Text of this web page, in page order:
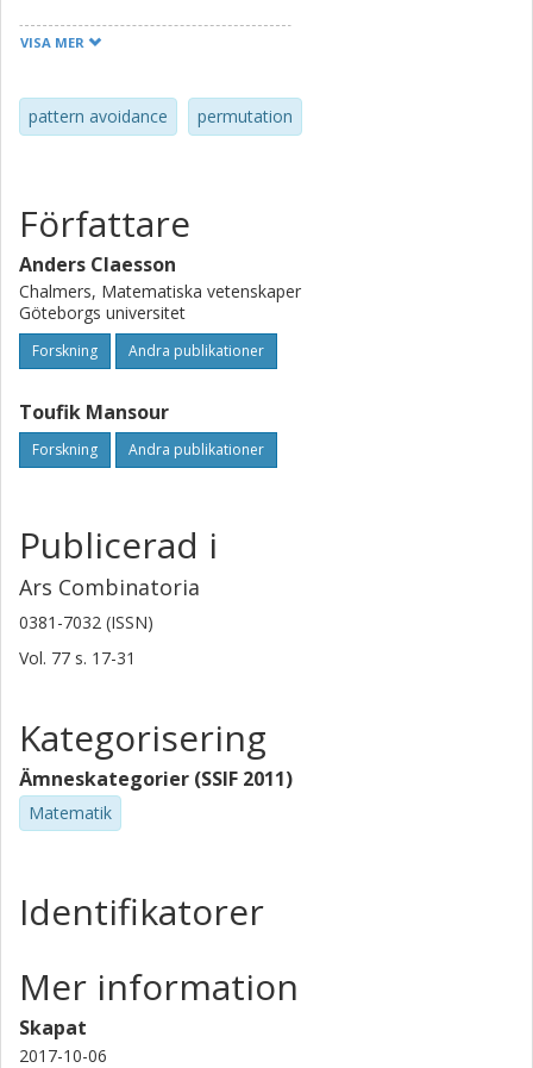
patterns of type (1, 2) or (2, 1). We also conjecture the
VISA MER
pattern avoidance permutation
Författare
Anders Claesson
Chalmers, Matematiska vetenskaper
Göteborgs universitet
Forskning Andra publikationer
Toufik Mansour
Forskning Andra publikationer
Publicerad i
Ars Combinatoria
0381-7032 (ISSN)
Vol. 77 s. 17-31
Kategorisering
Ämneskategorier (SSIF 2011)
Matematik
Identifikatorer
Mer information
Skapat
2017-10-06